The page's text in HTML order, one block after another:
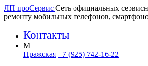
ЛП проСервис Сеть официальных
ремонту мобильных телефонов,
Контакты
M
Пражская +7 (925) 742-16-22